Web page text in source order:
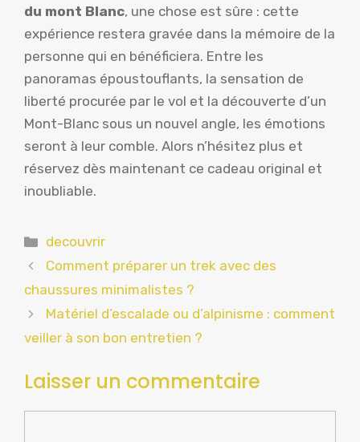
du mont Blanc, une chose est sûre : cette
expérience restera gravée dans la mémoire de la
personne qui en bénéficiera. Entre les
panoramas époustouflants, la sensation de
liberté procurée par le vol et la découverte d’un
Mont-Blanc sous un nouvel angle, les émotions
seront à leur comble. Alors n’hésitez plus et
réservez dès maintenant ce cadeau original et
inoubliable.
Catégories
decouvrir
Comment préparer un trek avec des
chaussures minimalistes ?
Matériel d’escalade ou d’alpinisme : comment
veiller à son bon entretien ?
Laisser un commentaire